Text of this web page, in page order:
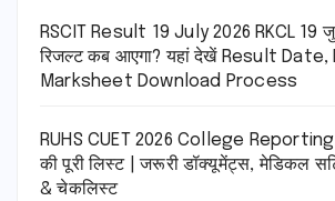
RSCIT Result 19 July 2026 RKCL 19
रिजल्ट कब आएगा? यहां देखें Result
Marksheet Download Process
RUHS CUET 2026 College
की पूरी लिस्ट | जरूरी डॉक्यूमेंट्स, मेडिकल
& चेकलिस्ट